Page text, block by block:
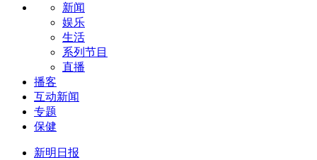
新闻
娱乐
生活
系列节目
直播
播客
互动新闻
专题
保健
新明日报